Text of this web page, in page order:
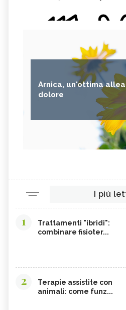
Arnica, un'ottima
dolore
I più
1
Trattamenti "ibridi":
combinare fisioter...
2
Terapie assistite con
animali: come funz...